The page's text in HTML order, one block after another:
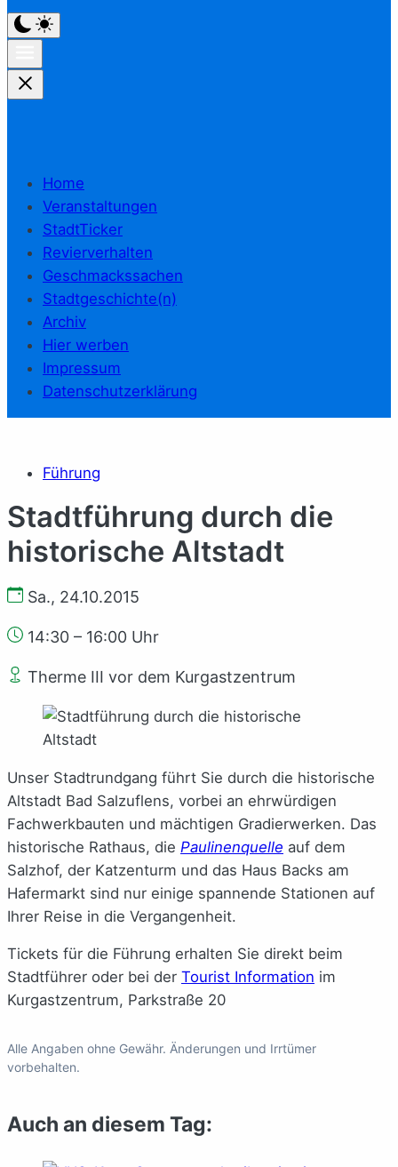
Home
Veranstaltungen
StadtTicker
Revierverhalten
Geschmackssachen
Stadtgeschichte(n)
Archiv
Hier werben
Impressum
Datenschutzerklärung
Führung
Stadtführung durch die
historische Altstadt
Sa., 24.10.2015
14:30 – 16:00 Uhr
Therme III vor dem Kurgastzentrum
Unser Stadtrundgang führt Sie durch die historische
Altstadt Bad Salzuflens, vorbei an ehrwürdigen
Fachwerkbauten und mächtigen Gradierwerken. Das
historische Rathaus, die Paulinenquelle auf dem
Salzhof, der Katzenturm und das Haus Backs am
Hafermarkt sind nur einige spannende Stationen auf
Ihrer Reise in die Vergangenheit.
Tickets für die Führung erhalten Sie direkt beim
Stadtführer oder bei der Tourist Information im
Kurgastzentrum, Parkstraße 20
Alle Angaben ohne Gewähr. Änderungen und Irrtümer
vorbehalten.
Auch an diesem Tag: